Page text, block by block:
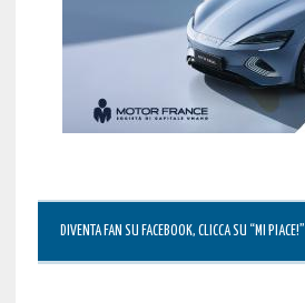
DIVENTA FAN SU FACEBOOK, CLICCA SU “MI PIACE!”